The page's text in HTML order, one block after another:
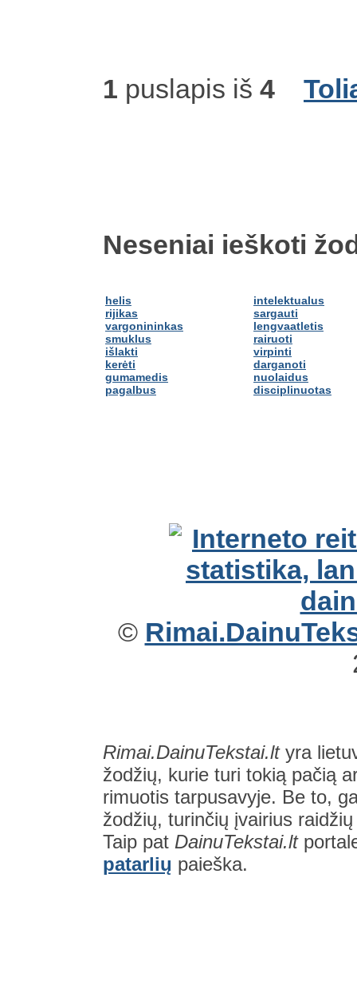
1 puslapis iš 4
Neseniai ieškoti
helis
rijikas
vargonininkas
smuklus
išlakti
kerėti
gumamedis
pagalbus
intelektualus
sargauti
lengvaatletis
rairuoti
virpinti
darganoti
nuolaidus
disciplinuotas
©
Rimai.DainuTekstai.ltyra
žodžių, kurie turi tokią pačią
rimuotis tarpusavyje. Be to,
žodžių, turinčių įvairius
Taip pat DainuTekstai.lt
patarlių paieška.